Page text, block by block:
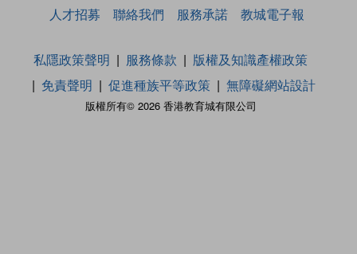
人才招募
聯絡我們 服務承諾 教城電子報
版權所有© 2026 香港教育城有限公司
私隱政策聲明 服務條款
版權及知識產權政策
免責聲明
促進種族平等政策 無障礙網站設計